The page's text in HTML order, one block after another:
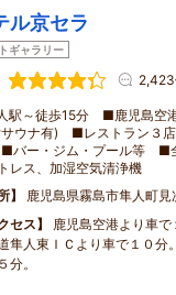
ル京セラ
ギャラリー
駅～徒歩15分 ■鹿児島空
サウナ有) ■レストラン３
バー・ジム・プール等 ■
レス、加湿空気清浄機
鹿児島県霧島市隼人町
セス
鹿児島空港より車
隼人東ＩＣより車で１０分
分。